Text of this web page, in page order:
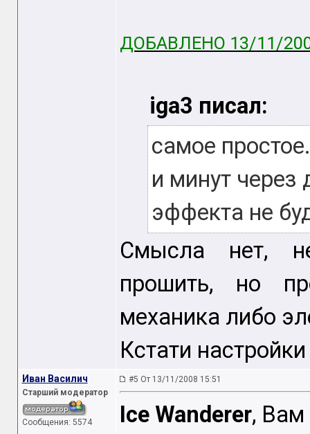
ДОБАВЛЕНО 13/11/
iga3 писал:
самое
и минут через
эффекта не
Смысла нет,
прошить, но
механика либо
Кстати
Иван Василич
Старший модератор
Сообщения: 5574
#5 От 13/11/2008 15:51
Ice Wanderer, Вам